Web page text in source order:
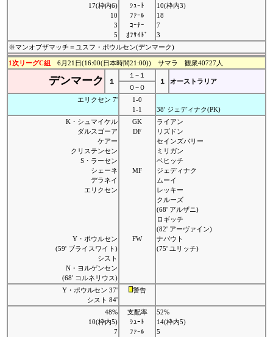
17(枠内6)
10
3
5
ｼｭｰﾄ
ﾌｧｰﾙ
ｺｰﾅｰ
ｵﾌｻｲﾄﾞ
10(枠内3)
18
7
3
※マンオブザマッチ＝ユスフ・ポウルセン(デンマーク)
1次リーグC組 6月21日(16:00(日本時間21:00)) サマラ 観衆40727人
デンマーク １
１−１
１
オーストラリア
０−０
エリクセン 7'
1-0
1-1
38' ジェディナク(PK)
K・シュマイケル
ダルスゴーア
ケアー
クリステンセン
S・ラーセン
シェーネ
デラネイ
エリクセン
Y・ポウルセン
(59' ブライスワイト)
シスト
N・ヨルゲンセン
(68' コルネリウス)
GK
DF
MF
FW
ライアン
リズドン
セインズバリー
ミリガン
ベヒッチ
ジェディナク
ムーイ
レッキー
クルーズ
(68' アルザニ)
ロギッチ
(82' アーヴァイン)
ナバウト
(75' ユリッチ)
Y・ポウルセン 37'
シスト 84'
警告
48%
10(枠内5)
7
支配率
ｼｭｰﾄ
ﾌｧｰﾙ
52%
14(枠内5)
5